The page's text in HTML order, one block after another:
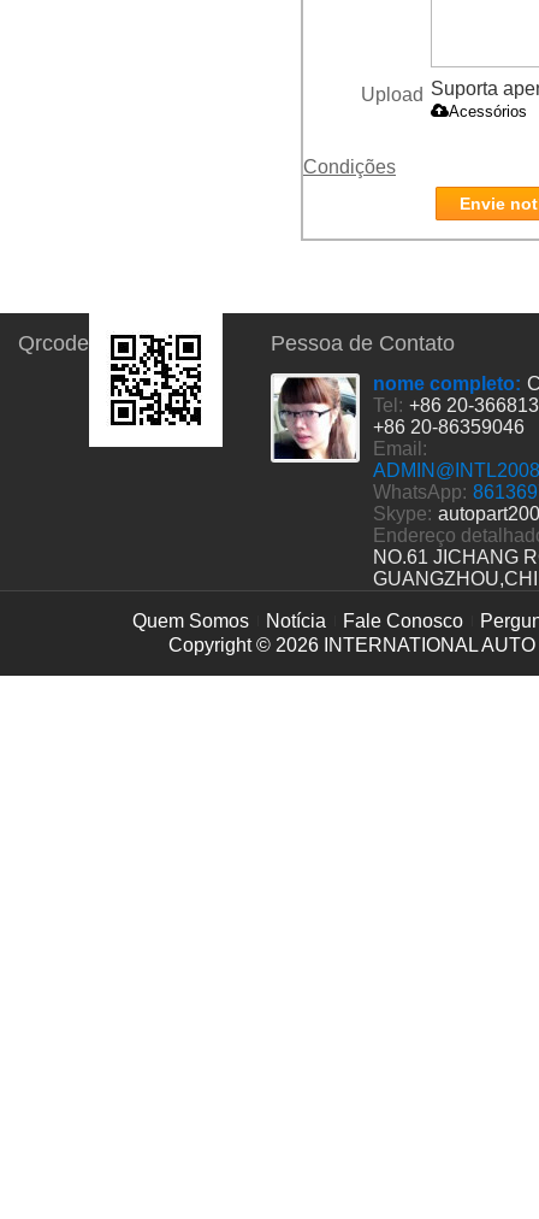
Upload Suporta
Acessórios
Condições
Envie
Qrcode Pessoa de Contato
nome completo:
Tel: +86 20-
+86 20-86359046
Email:
WhatsApp:
Skype:
Endereço
NO.61 JICHANG
Quem Somos Notícia Fale Conosco
Copyright © 2026 INTERNATIONAL